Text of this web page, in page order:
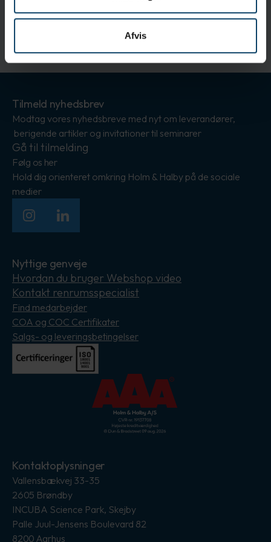
Afvis
Tilmeld nyhedsbrev
Modtag vores nyhedsbreve med nyt om leverandører,
berigende artikler og invitationer til seminarer
Gå til tilmelding
Følg os her
Hold dig orienteret omkring Holm & Halby på de sociale
medier
InstagramLinkedIn
Nyttige genveje
Hvordan du bruger Webshop video
Kontakt renrumsspecialist
Find medarbejder
COA og COC Certifikater
Salgs- og leveringsbetingelser
Kontaktoplysninger
Vallensbækvej 33-35
2605 Brøndby
INCUBA Science Park, Skejby
Palle Juul-Jensens Boulevard 82
8200 Aarhus